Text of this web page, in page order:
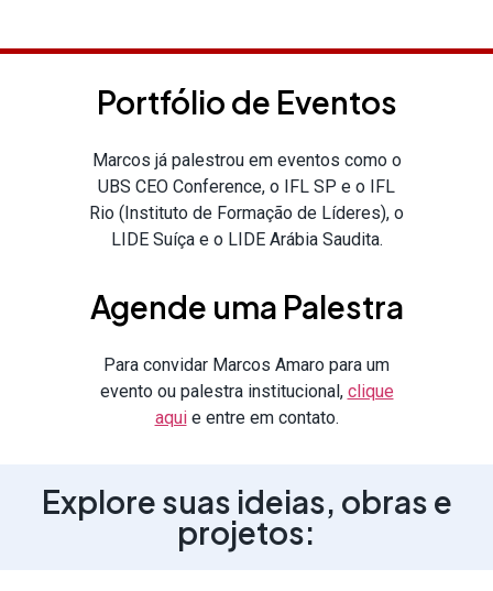
Portfólio de Eventos
Marcos já palestrou em eventos como o
UBS CEO Conference, o IFL SP e o IFL
Rio (Instituto de Formação de Líderes), o
LIDE Suíça e o LIDE Arábia Saudita.
Agende uma Palestra
Para convidar Marcos Amaro para um
evento ou palestra institucional, clique
aquie entre em contato.
Explore suas ideias, obras e
projetos: